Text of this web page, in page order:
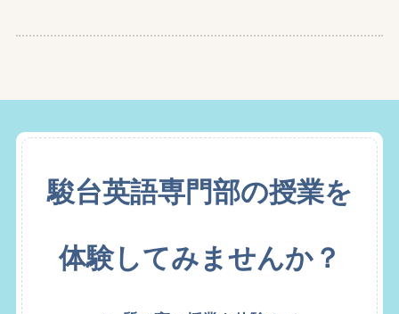
駿台英語専門部の授業を
体験してみませんか？